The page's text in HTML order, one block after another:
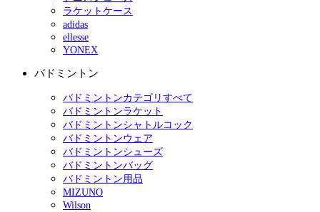
ラケットケース
adidas
ellesse
YONEX
バドミントン
バドミントンカテゴリすべて
バドミントンラケット
バドミントンシャトルコック
バドミントンウェア
バドミントンシューズ
バドミントンバッグ
バドミントン用品
MIZUNO
Wilson